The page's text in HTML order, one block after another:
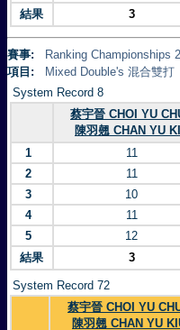
結果
3
賽事:
Ranking Championships
項目:
Mixed Double's 混合雙打
System Record 8
蔡宇晉 CHOI YU
陳羽翹 CHAN YU
1
11
2
11
3
10
4
11
5
12
結果
3
System Record 72
蔡宇晉 CHOI YU
陳羽翹 CHAN YU